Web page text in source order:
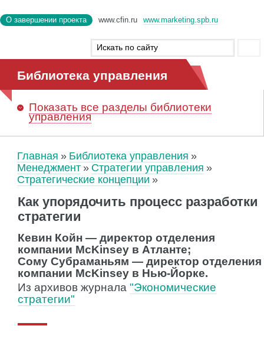
О завершении проекта www.cfin.ru www.marketing.spb.ru
Библиотека управления
Показать все разделы библиотеки
управления
Главная
Библиотека управления
Менеджмент
Стратегии управления
Стратегические концепции
Как упорядочить процесс разработки
стратегии
Кевин Койн — директор отделения
компании McKinsey в Атланте;
Сому Субраманьям — директор отделения
компании McKinsey в Нью-Йорке.
Из архивов журнала "Экономические
стратегии"